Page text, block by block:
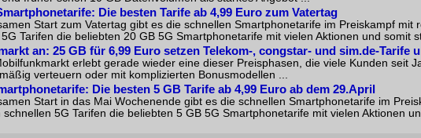
Die besten Tarife ab 4,99 Euro zum Vatertag
Start zum Vatertag gibt es die schnellen Smartphonetarife im Preiskampf mit
Tarifen die beliebten 20 GB 5G Smartphonetarife mit vielen Aktionen und somit
an: 25 GB für 6,99 Euro setzen Telekom-, congstar- und sim.de-Tarife
erlebt gerade wieder eine dieser Preisphasen, die viele Kunden seit
verteuern oder mit komplizierten Bonusmodellen ...
Die besten 5 GB Tarife ab 4,99 Euro ab dem 29.April
Start in das Mai Wochenende gibt es die schnellen Smartphonetarife im
5G Tarifen die beliebten 5 GB 5G Smartphonetarife mit vielen Aktionen